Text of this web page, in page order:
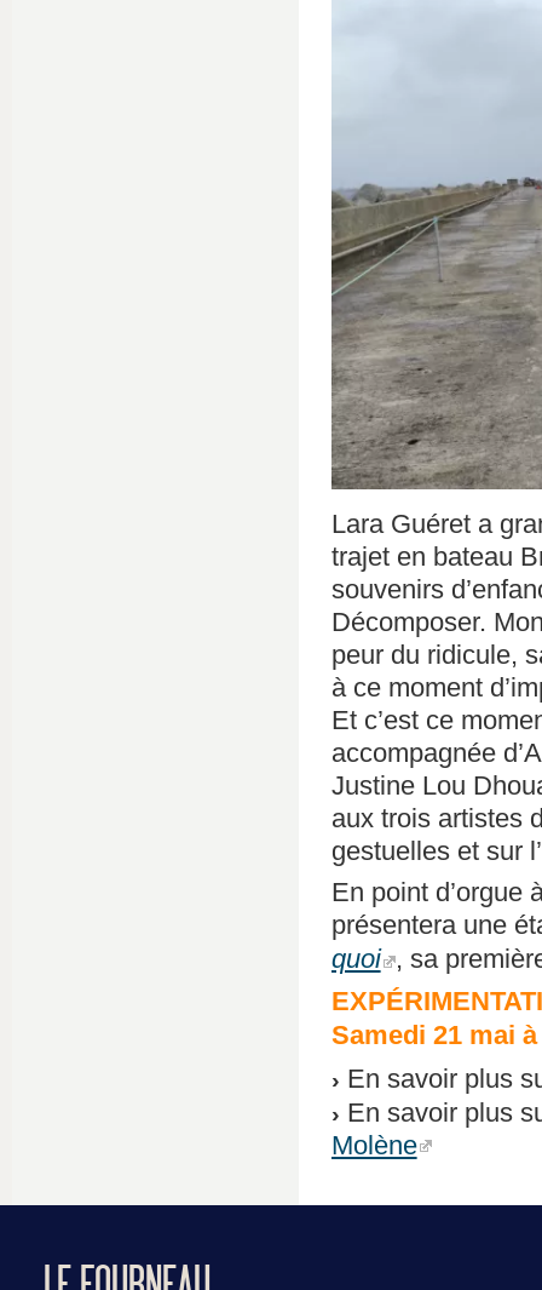
Lara Guéret a
trajet en bateau
souvenirs
Décomposer.
peur du ridicule,
à ce moment
Et c’est ce
accompagnée
Justine Lou
aux trois artistes
gestuelles et sur
En point d’orgue
présentera une
quoi , sa
Samedi 21 mai
En savoir plus
En savoir plus
Molène